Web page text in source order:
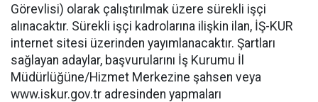
Görevlisi) olarak çalıştırılmak üzere sürekli işçi
alınacaktır. Sürekli işçi kadrolarına ilişkin ilan, İŞ-KUR
internet sitesi üzerinden yayımlanacaktır. Şartları
sağlayan adaylar, başvurularını İş Kurumu İl
Müdürlüğüne/Hizmet Merkezine şahsen veya
www.iskur.gov.tr adresinden yapmaları